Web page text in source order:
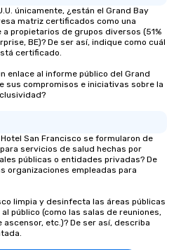
únicamente, ¿están el Grand Bay
matriz certificados como una
a propietarios de grupos diversos (51%
BE)? De ser así, indique como cuál
certificado.
enlace al informe público del Grand
sus compromisos e iniciativas sobre la
San Francisco se formularon de
servicios de salud hechas por
públicas o entidades privadas? De
organizaciones empleadas para
limpia y desinfecta las áreas públicas
público (como las salas de reuniones,
etc.)? De ser así, describa